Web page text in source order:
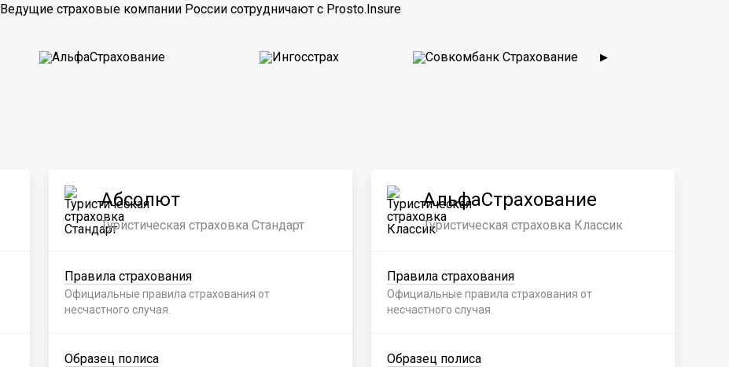
Ведущие страховые компании России сотрудничают с Prosto.Insure
▶
Абсолют
Туристическая страховка Стандарт
Правила страхования
Официальные правила страхования от
несчастного случая.
Образец полиса
АльфаСтрахование
Туристическая страховка Классик
Правила страхования
Официальные правила страхования от
несчастного случая.
Образец полиса